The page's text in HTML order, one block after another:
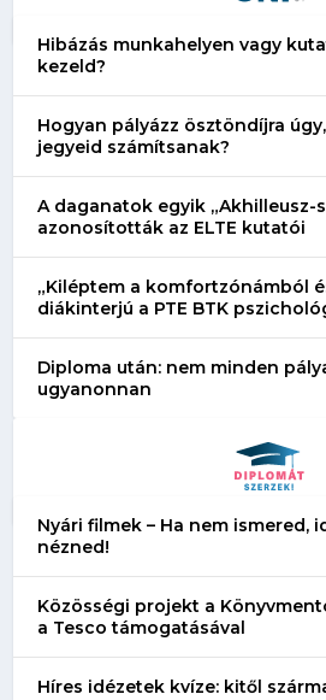
Hibázás munkahelyen vagy
kezeld?
Hogyan pályázz ösztöndíjra
jegyeid számítsanak?
A daganatok egyik „Akhilleusz-
azonosították az ELTE kutatói
„Kiléptem a komfortzónámból
diákinterjú a PTE BTK
Diploma után: nem minden
ugyanonnan
Nyári filmek – Ha nem ismered,
nézned!
Közösségi projekt a
a Tesco támogatásával
Híres idézetek kvíze: kitől